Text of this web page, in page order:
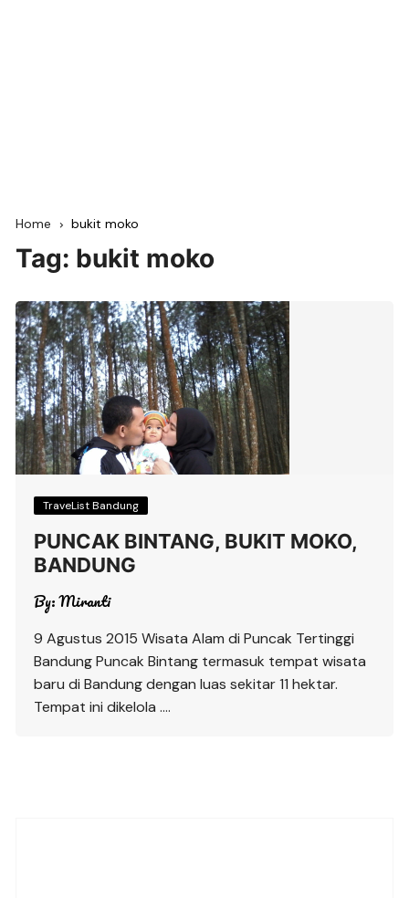
Home bukit moko
Tag: bukit moko
TraveList Bandung
PUNCAK BINTANG, BUKIT MOKO,
BANDUNG
By:Miranti
9 Agustus 2015 Wisata Alam di Puncak Tertinggi
Bandung Puncak Bintang termasuk tempat wisata
baru di Bandung dengan luas sekitar 11 hektar.
Tempat ini dikelola ….